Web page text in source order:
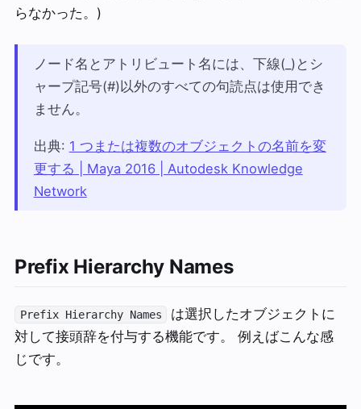
らなかった。)
ノード名とアトリビュート名には、下線(_)とシ
ャープ記号(#)以外のすべての句読点は使用でき
ません。
出典: 1 つまたは複数のオブジェクトの名前を変
更する | Maya 2016 | Autodesk Knowledge
Network
Prefix Hierarchy Names
Prefix Hierarchy Names
は選択したオブジェクトに
対して接頭辞を付与する機能です。 例えばこんな感
じです。